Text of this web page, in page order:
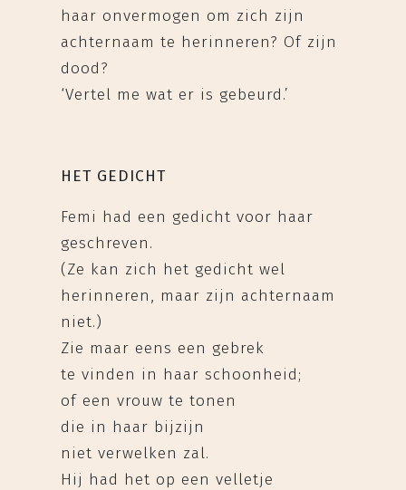
haar onvermogen om zich zijn
achternaam te herinneren? Of zijn
dood?
‘Vertel me wat er is gebeurd.’
HET GEDICHT
Femi had een gedicht voor haar
geschreven.
(Ze kan zich het gedicht wel
herinneren, maar zijn achternaam
niet.)
Zie maar eens een gebrek
te vinden in haar schoonheid;
of een vrouw te tonen
die in haar bijzijn
niet verwelken zal.
Hij had het op een velletje